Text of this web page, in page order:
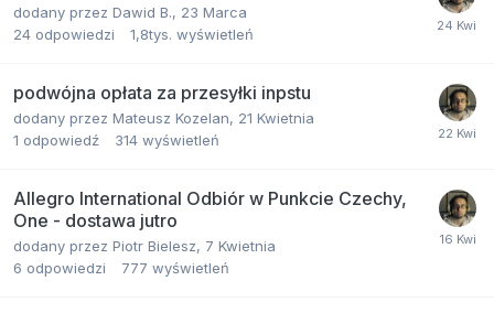
dodany przez Dawid B., 23 Marca
24 odpowiedzi 1,8tys. wyświetleń
podwójna opłata za przesyłki inpstu
dodany przez Mateusz Kozelan, 21 Kwietnia
1 odpowiedź 314 wyświetleń
Allegro International Odbiór w Punkcie Czechy,
One - dostawa jutro
dodany przez Piotr Bielesz, 7 Kwietnia
6 odpowiedzi 777 wyświetleń